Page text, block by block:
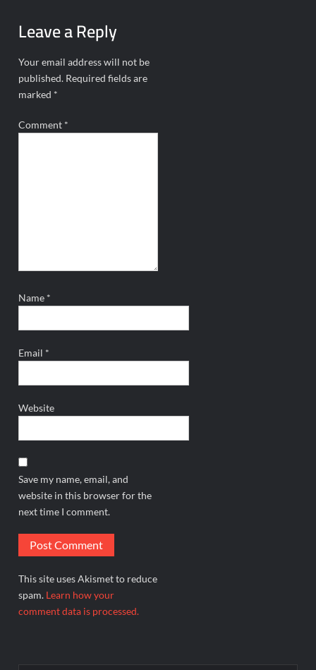
Leave a Reply
Your email address will not be
published. Required fields are
marked *
Comment *
Name *
Email *
Website
Save my name, email, and
website in this browser for the
next time I comment.
This site uses Akismet to reduce
spam. Learn how your
comment data is processed.